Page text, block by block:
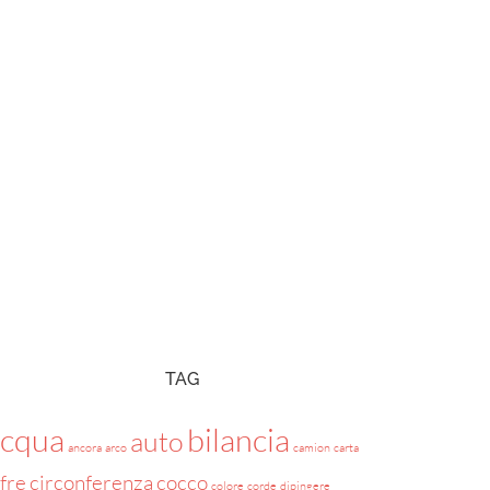
TAG
ancora arco autobilancia camion carta
circonferenzacocco colore corde dipingere